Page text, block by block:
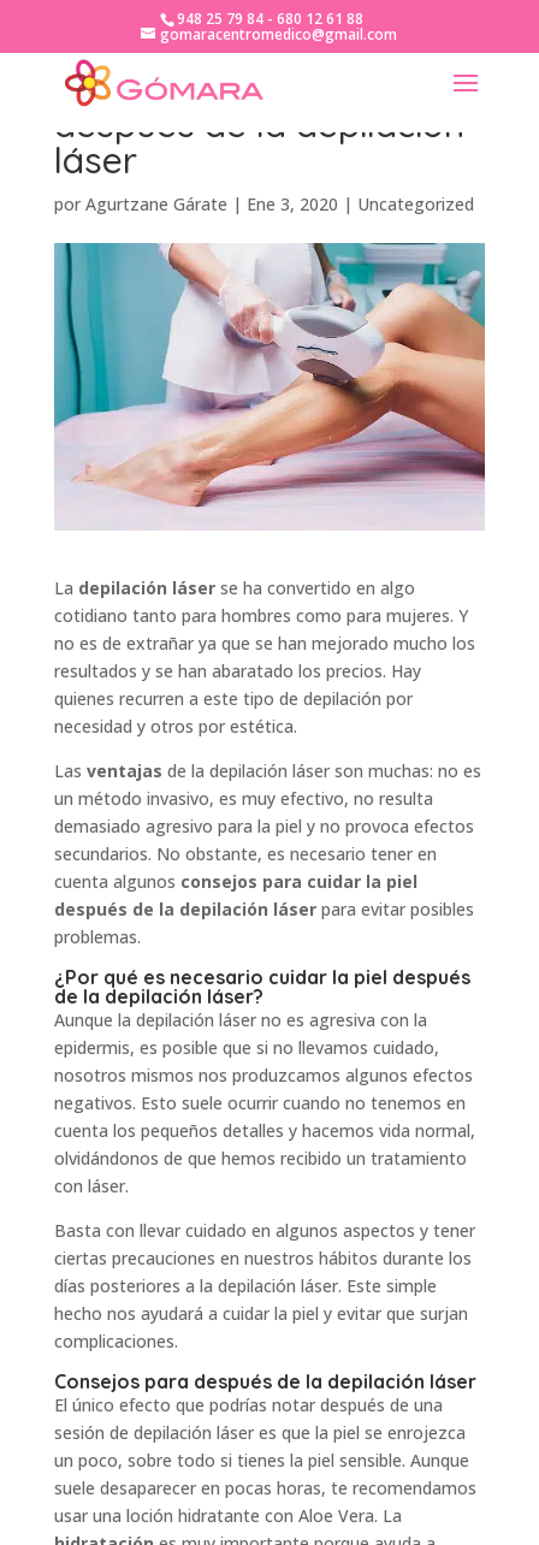
948 25 79 84 - 680 12 61 88
gomaracentromedico@gmail.com
Cómo cuidar la piel
después de la depilación
láser
por Agurtzane Gárate | Ene 3, 2020 | Uncategorized
La depilación láserse ha convertido en algo
cotidiano tanto para hombres como para mujeres. Y
no es de extrañar ya que se han mejorado mucho los
resultados y se han abaratado los precios. Hay
quienes recurren a este tipo de depilación por
necesidad y otros por estética.
Las ventajas de la depilación láser son muchas: no es
un método invasivo, es muy efectivo, no resulta
demasiado agresivo para la piel y no provoca efectos
secundarios. No obstante, es necesario tener en
cuenta algunos consejos para cuidar la piel
después de la depilación láserpara evitar posibles
problemas.
¿Por qué es necesario cuidar la piel después
de la depilación láser?
Aunque la depilación láser no es agresiva con la
epidermis, es posible que si no llevamos cuidado,
nosotros mismos nos produzcamos algunos efectos
negativos. Esto suele ocurrir cuando no tenemos en
cuenta los pequeños detalles y hacemos vida normal,
olvidándonos de que hemos recibido un tratamiento
con láser.
Basta con llevar cuidado en algunos aspectos y tener
ciertas precauciones en nuestros hábitos durante los
días posteriores a la depilación láser. Este simple
hecho nos ayudará a cuidar la piel y evitar que surjan
complicaciones.
Consejos para después de la depilación láser
El único efecto que podrías notar después de una
sesión de depilación láser es que la piel se enrojezca
un poco, sobre todo si tienes la piel sensible. Aunque
suele desaparecer en pocas horas, te recomendamos
usar una loción hidratante con Aloe Vera. La